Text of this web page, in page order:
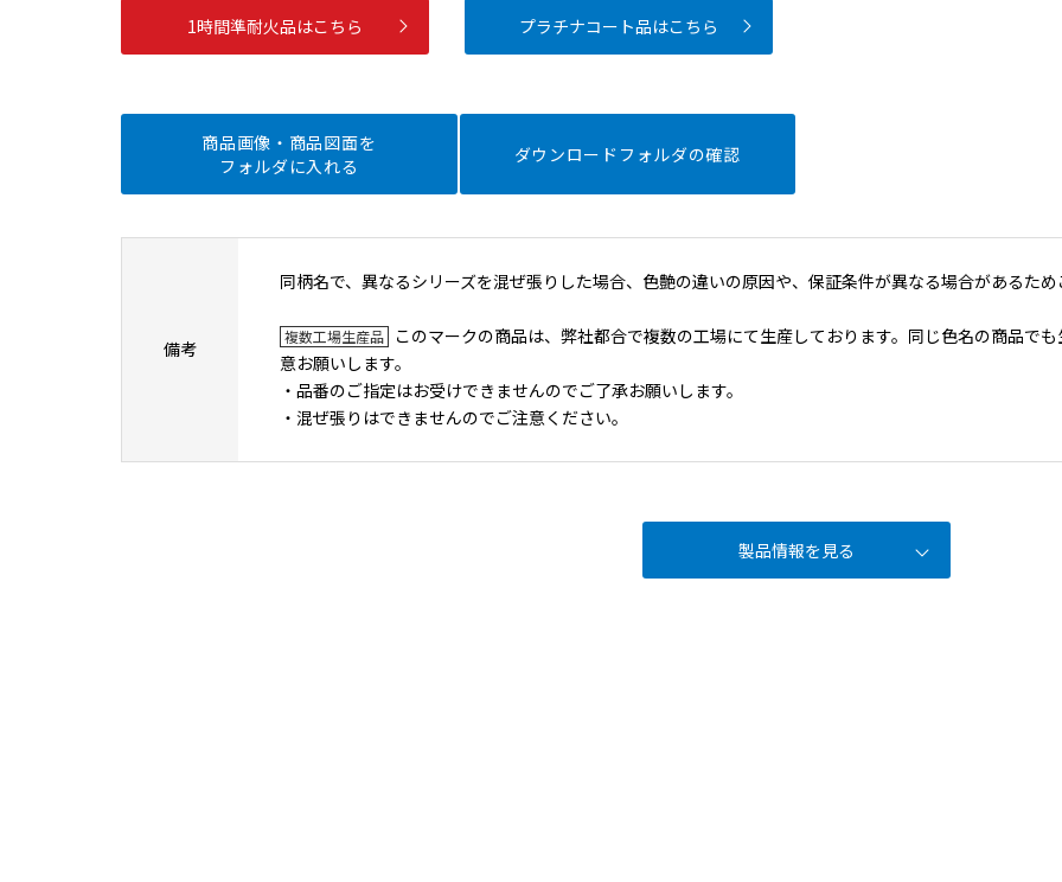
1時間準耐火品はこちら プラチナコート品はこちら
商品画像・商品図面を
フォルダに入れる
ダウンロードフォルダの確認
備考
同柄名で、異なるシリーズを混ぜ張りした場合、色艶の違いの原因や、保証条件が異なる場合があるた
複数工場生産品
このマークの商品は、弊社都合で複数の工場にて生産しております。同じ色名の商品で
意お願いします。
・品番のご指定はお受けできませんのでご了承お願いします。
・混ぜ張りはできませんのでご注意ください。
製品情報を見る